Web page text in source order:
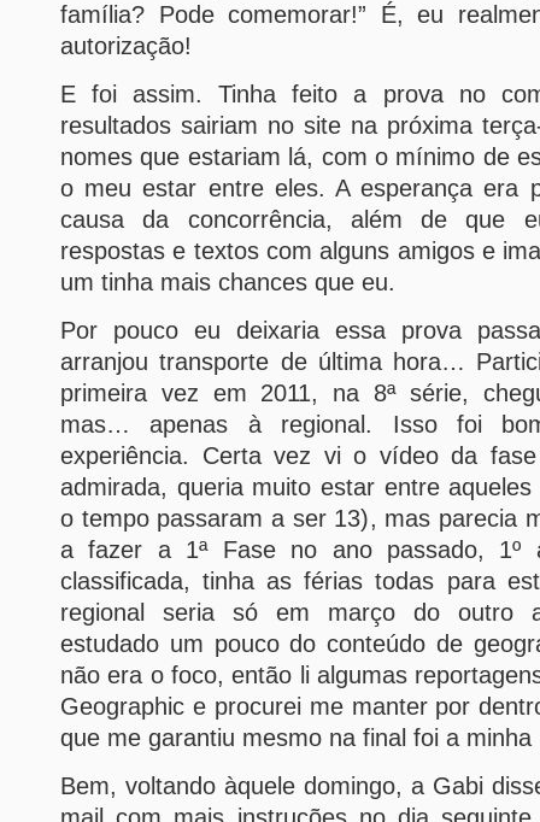
família? Pode comemorar!” É, eu
autorização!
E foi assim. Tinha feito a prova no
resultados sairiam no site na próxima
nomes que estariam lá, com o mínimo de
o meu estar entre eles. A esperança era
causa da concorrência, além de que
respostas e textos com alguns amigos e
um tinha mais chances que eu.
Por pouco eu deixaria essa prova
arranjou transporte de última hora…
primeira vez em 2011, na 8ª série,
mas… apenas à regional. Isso foi
experiência. Certa vez vi o vídeo da
admirada, queria muito estar entre
o tempo passaram a ser 13), mas parecia
a fazer a 1ª Fase no ano passado, 1º
classificada, tinha as férias todas para
regional seria só em março do outro
estudado um pouco do conteúdo de
não era o foco, então li algumas
Geographic e procurei me manter por
que me garantiu mesmo na final foi a minha
Bem, voltando àquele domingo, a Gabi